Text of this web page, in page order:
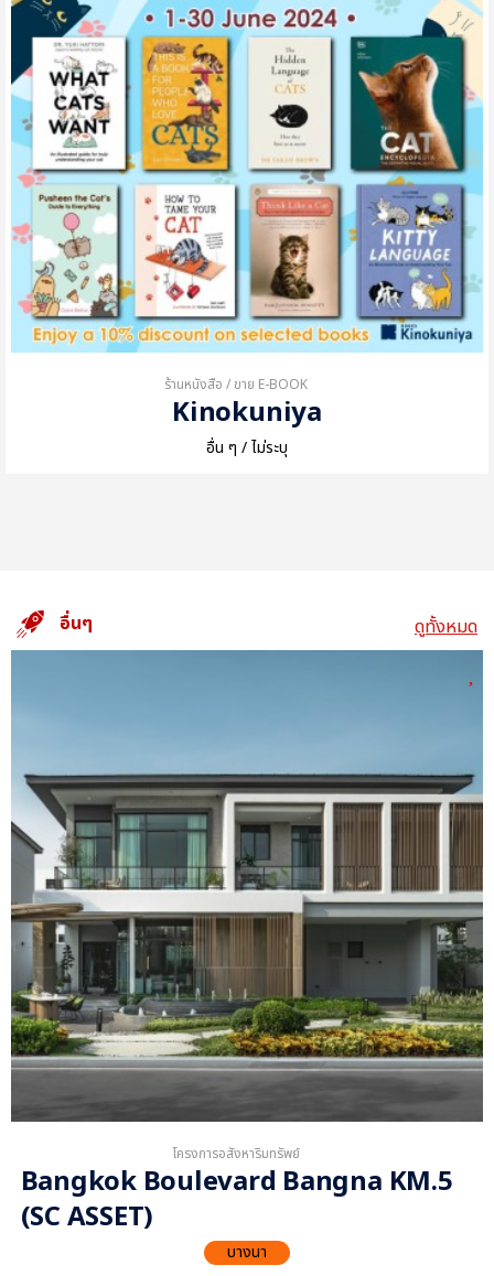
ร้านหนังสือ / ขาย E-BOOK
Kinokuniya
อื่น ๆ / ไม่ระบุ
อื่นๆ ดูทั้งหมด
โครงการอสังหาริมทรัพย์
Bangkok Boulevard Bangna KM.5
(SC ASSET)
บางนา